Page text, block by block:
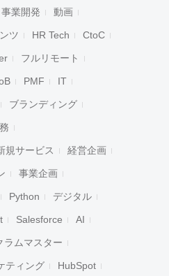
事業開発 動画
ツ HR Tech CtoC
フルリモート
PMF IT
ブランディング
規サービス 経営企画
事業企画
Python デジタル
Salesforce AI
ラムマスター
ティング HubSpot